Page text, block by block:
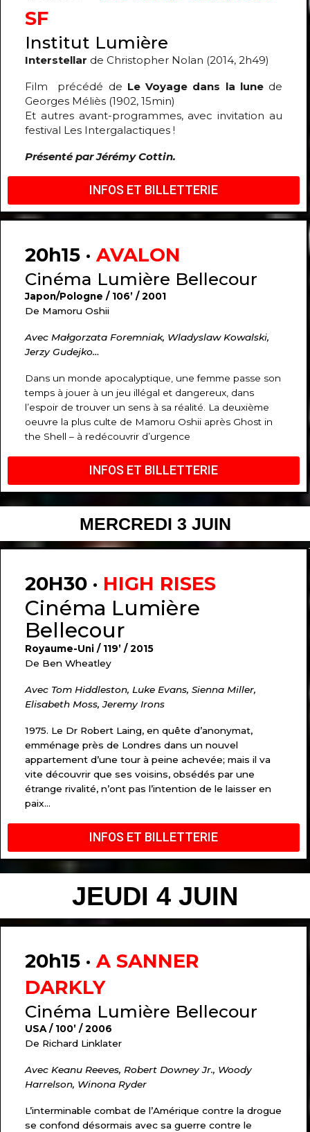
SF
Institut Lumière
Interstellar de Christopher Nolan (2014, 2h49)
Film précédé de Le Voyage dans la lunede
Georges Méliès (1902, 15min)
Et autres avant-programmes, avec invitation au
festival Les Intergalactiques !
Présenté par Jérémy Cottin.
INFOS ET BILLETTERIE
20h15 · AVALON
Cinéma Lumière Bellecour
Japon/Pologne / 106’ / 2001
De Mamoru Oshii
Avec Małgorzata Foremniak, Wladyslaw Kowalski,
Jerzy Gudejko…
Dans un monde apocalyptique, une femme passe son
temps à jouer à un jeu illégal et dangereux, dans
l’espoir de trouver un sens à sa réalité. La deuxième
oeuvre la plus culte de Mamoru Oshii après Ghost in
the Shell – à redécouvrir d’urgence
INFOS ET BILLETTERIE
MERCREDI 3 JUIN
20H30 · HIGH RISES
Cinéma Lumière
Bellecour
Royaume-Uni / 119’ / 2015
De Ben Wheatley
Avec Tom Hiddleston, Luke Evans, Sienna Miller,
Elisabeth Moss, Jeremy Irons
1975. Le Dr Robert Laing, en quête d’anonymat,
emménage près de Londres dans un nouvel
appartement d’une tour à peine achevée; mais il va
vite découvrir que ses voisins, obsédés par une
étrange rivalité, n’ont pas l’intention de le laisser en
paix…
INFOS ET BILLETTERIE
JEUDI 4 JUIN
20h15 · A SANNER
DARKLY
Cinéma Lumière Bellecour
USA / 100’ / 2006
De Richard Linklater
Avec Keanu Reeves, Robert Downey Jr., Woody
Harrelson, Winona Ryder
L’interminable combat de l’Amérique contre la drogue
se confond désormais avec sa guerre contre le